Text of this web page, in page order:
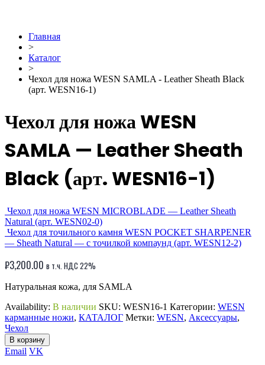
Главная
>
Каталог
>
Чехол для ножа WESN SAMLA - Leather Sheath Black
(арт. WESN16-1)
Чехол для ножа WESN
SAMLA — Leather Sheath
Black (арт. WESN16-1)
Чехол для ножа WESN MICROBLADE — Leather Sheath
Natural (арт. WESN02-0)
Чехол для точильного камня WESN POCKET SHARPENER
— Sheath Natural — с точилкой компаунд (арт. WESN12-2)
₽3,200.00 в т.ч. НДС 22%
Натуральная кожа, для SAMLA
Availability: В наличии SKU: WESN16-1 Категории: WESN
карманные ножи, КАТАЛОГ Метки: WESN, Аксессуары,
Чехол
В корзину
Email VK